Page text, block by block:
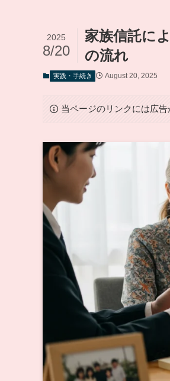
家族信託に
の流れ
2025
8/20
実践・手続き August 20, 2025
当ページのリンクには広告